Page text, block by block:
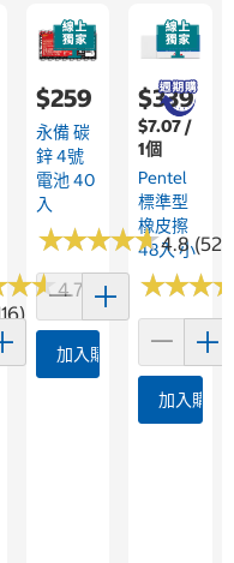
★★
★★4.7 (12)
車
$259
永備 碳
鋅 4號
電池 40
入
★★★★★
★★★★★4.8
加入購物車
$339
$7.07 /
1個
Pentel
標準型
橡皮擦
48入 小
★★★
★★★
加入購物